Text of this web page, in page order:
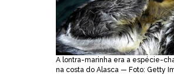
A lontra-marinha era a espécie-
na costa do Alasca — Foto: Getty